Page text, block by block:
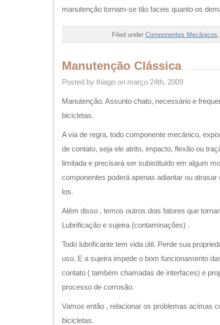
manutenção tornam-se tão faceis quanto os
Filed under Componentes Mecânicos
Manutenção Clássica
Posted by thiago on março 24th, 2009
Manutenção. Assunto chato, necessário e
bicicletas.
A via de regra, todo componente mecânico,
de contato, seja ele atrito, impacto, flexão ou
limitada e precisará ser subistituido em algum
componentes poderá apenas adiantar ou
los.
Além disso , temos outros dois fatores que
Lubrificação e sujeira (contaminações) .
Todo lubrificante tem vida útil. Perde sua
uso. E a sujeira impede o bom funcionamento
contato ( também chamadas de interfaces) e
processo de corrosão.
Vamos então , relacionar os problemas acimas
bicicletas.